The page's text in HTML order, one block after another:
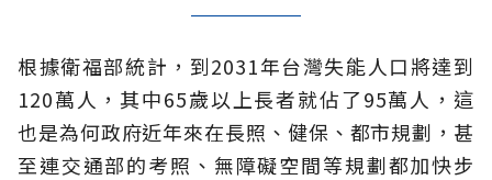
根據衛福部統計，到2031年台灣失能人口將達到
120萬人，其中65歲以上長者就佔了95萬人，這
也是為何政府近年來在長照、健保、都市規劃，甚
至連交通部的考照、無障礙空間等規劃都加快步